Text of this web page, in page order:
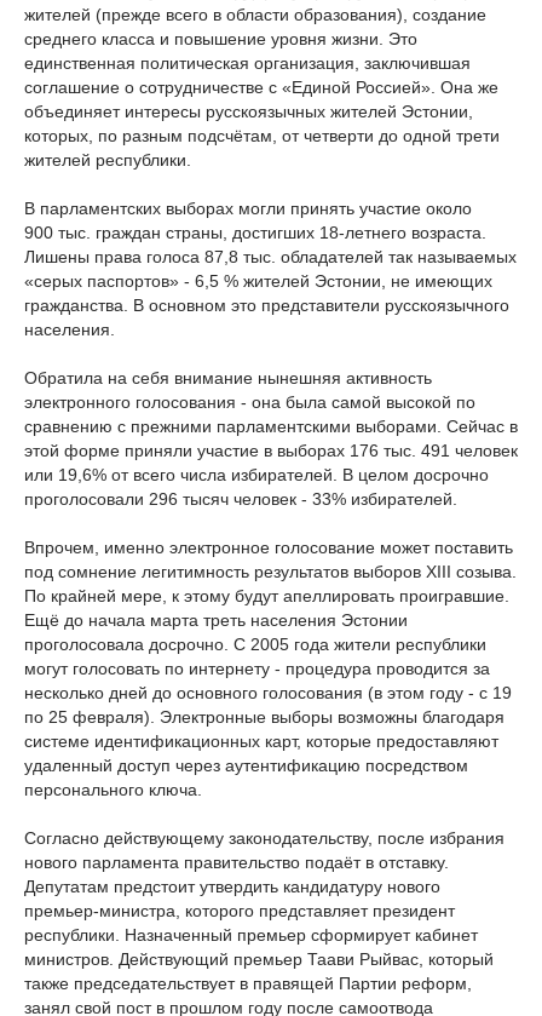
жителей (прежде всего в области образования), создание
среднего класса и повышение уровня жизни. Это
единственная политическая организация, заключившая
соглашение о сотрудничестве с «Единой Россией». Она же
объединяет интересы русскоязычных жителей Эстонии,
которых, по разным подсчётам, от четверти до одной трети
жителей республики.
В парламентских выборах могли принять участие около
900 тыс. граждан страны, достигших 18-летнего возраста.
Лишены права голоса 87,8 тыс. обладателей так называемых
«серых паспортов» - 6,5 % жителей Эстонии, не имеющих
гражданства. В основном это представители русскоязычного
населения.
Обратила на себя внимание нынешняя активность
электронного голосования - она была самой высокой по
сравнению с прежними парламентскими выборами. Сейчас в
этой форме приняли участие в выборах 176 тыс. 491 человек
или 19,6% от всего числа избирателей. В целом досрочно
проголосовали 296 тысяч человек - 33% избирателей.
Впрочем, именно электронное голосование может поставить
под сомнение легитимность результатов выборов XIII созыва.
По крайней мере, к этому будут апеллировать проигравшие.
Ещё до начала марта треть населения Эстонии
проголосовала досрочно. С 2005 года жители республики
могут голосовать по интернету - процедура проводится за
несколько дней до основного голосования (в этом году - с 19
по 25 февраля). Электронные выборы возможны благодаря
системе идентификационных карт, которые предоставляют
удаленный доступ через аутентификацию посредством
персонального ключа.
Согласно действующему законодательству, после избрания
нового парламента правительство подаёт в отставку.
Депутатам предстоит утвердить кандидатуру нового
премьер-министра, которого представляет президент
республики. Назначенный премьер сформирует кабинет
министров. Действующий премьер Таави Рыйвас, который
также председательствует в правящей Партии реформ,
занял свой пост в прошлом году после самоотвода